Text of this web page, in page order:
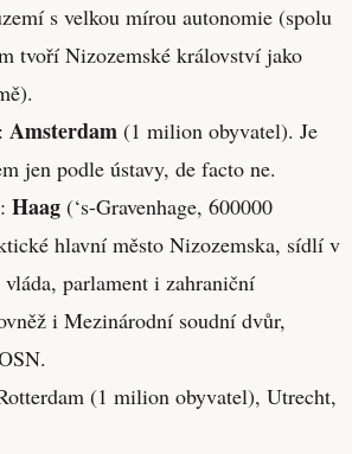
s velkou mírou autonomie (spolu
tvoří Nizozemské království jako
: Amsterdam (1 milion obyvatel). Je
jen podle ústavy, de facto ne.
: Haag (‘s-Gravenhage, 600000
hlavní město Nizozemska, sídlí v
parlament i zahraniční
i Mezinárodní soudní dvůr,
(1 milion obyvatel), Utrecht,